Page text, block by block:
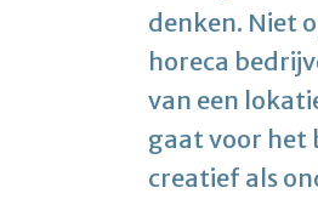
denken. Niet
horeca
van een
gaat voor het
creatief als